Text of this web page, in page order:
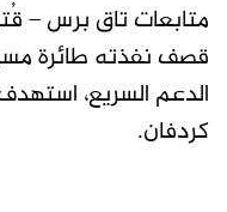
متابعات تاق برس –
قصف نفذته طائرة
الدعم السريع،
كردفان.